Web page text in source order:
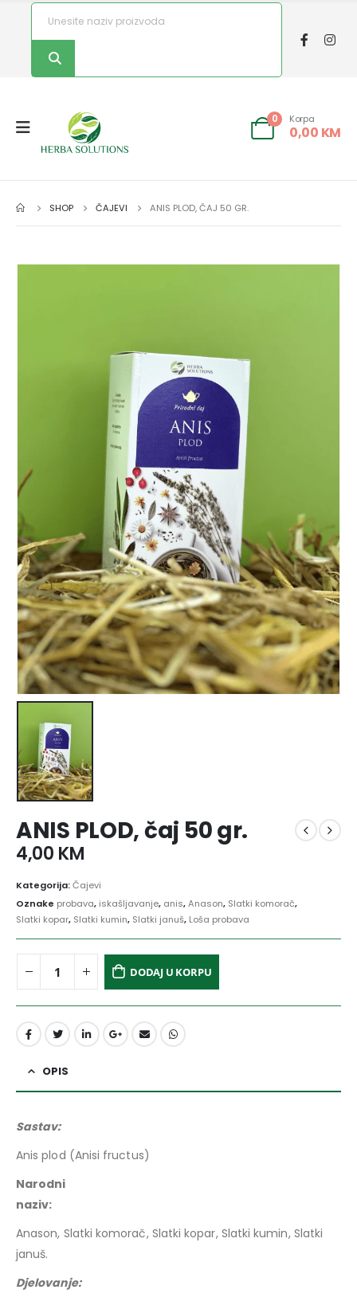
0 Korpa
0,00 KM
SHOP ČAJEVI ANIS PLOD, ČAJ 50 GR.
ANIS PLOD, čaj 50 gr.
4,00 KM
Kategorija:Čajevi
Oznake probava, iskašljavanje, anis,Anason, Slatki komorač,
Slatki kopar, Slatki kumin, Slatki januš, Loša probava
DODAJ U KORPU
OPIS
Sastav:
Anis plod (Anisi fructus)
Narodni
Anason, Slatki komorač, Slatki kopar, Slatki kumin, Slatki
januš.
Djelovanje: